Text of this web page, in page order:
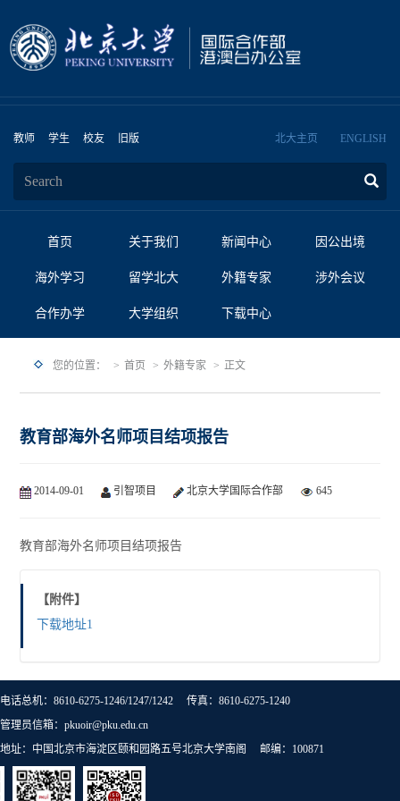
教师 学生 校友 旧版 北大主页 ENGLISH
首页 关于我们 新闻中心 因公出境
海外学习 留学北大 外籍专家 涉外会议
合作办学 大学组织 下载中心
您的位置： 首页 外籍专家 正文
教育部海外名师项目结项报告
2014-09-01 引智项目 北京大学国际合作部 645
教育部海外名师项目结项报告
【附件】
下载地址1
电话总机：8610-6275-1246/1247/1242 传真：8610-6275-1240
管理员信箱：pkuoir@pku.edu.cn
地址：中国北京市海淀区颐和园路五号北京大学南阁 邮编：100871